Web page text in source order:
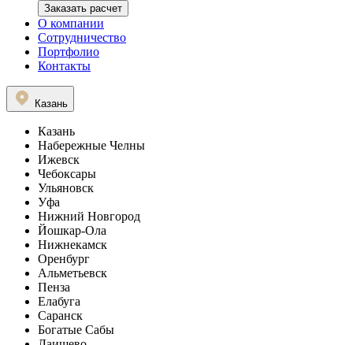
Заказать расчет
О компании
Сотрудничество
Портфолио
Контакты
Казань
Казань
Набережные Челны
Ижевск
Чебоксары
Ульяновск
Уфа
Нижний Новгород
Йошкар-Ола
Нижнекамск
Оренбург
Альметьевск
Пенза
Елабуга
Саранск
Богатые Сабы